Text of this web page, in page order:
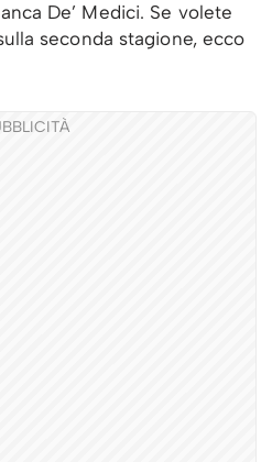
De’ Medici. Se volete
seconda stagione, ecco